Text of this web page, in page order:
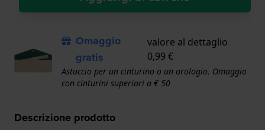
Omaggio
gratis
valore al dettaglio
0,99 €
Astuccio per un cinturino o un orologio. Omaggio
con cinturini superiori a € 50
Descrizione prodotto